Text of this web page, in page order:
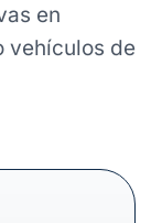
en
vehículos de